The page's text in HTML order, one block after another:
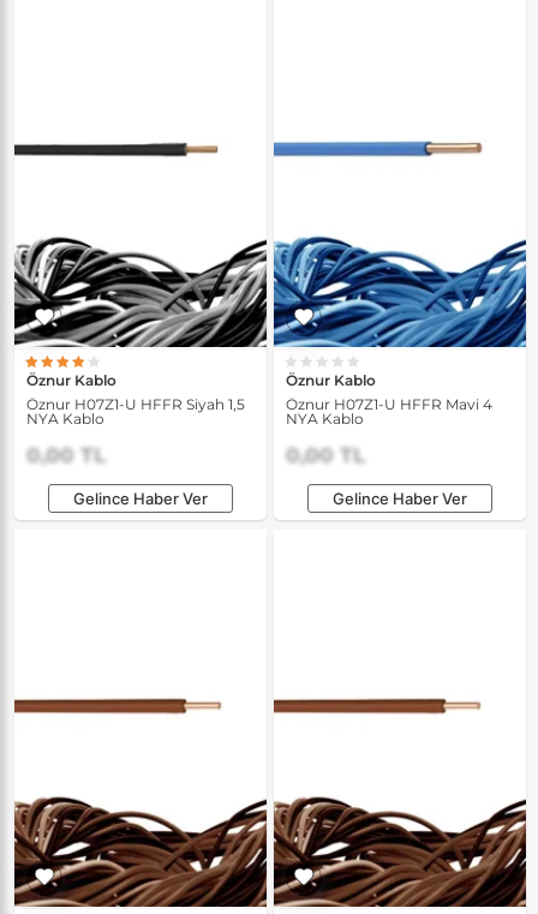
Öznur Kablo
Öznur H07Z1-U HFFR Siyah 1,5
NYA Kablo
0,00 TL
Gelince Haber Ver
Öznur Kablo
Öznur H07Z1-U HFFR Mavi 4
NYA Kablo
0,00 TL
Gelince Haber Ver